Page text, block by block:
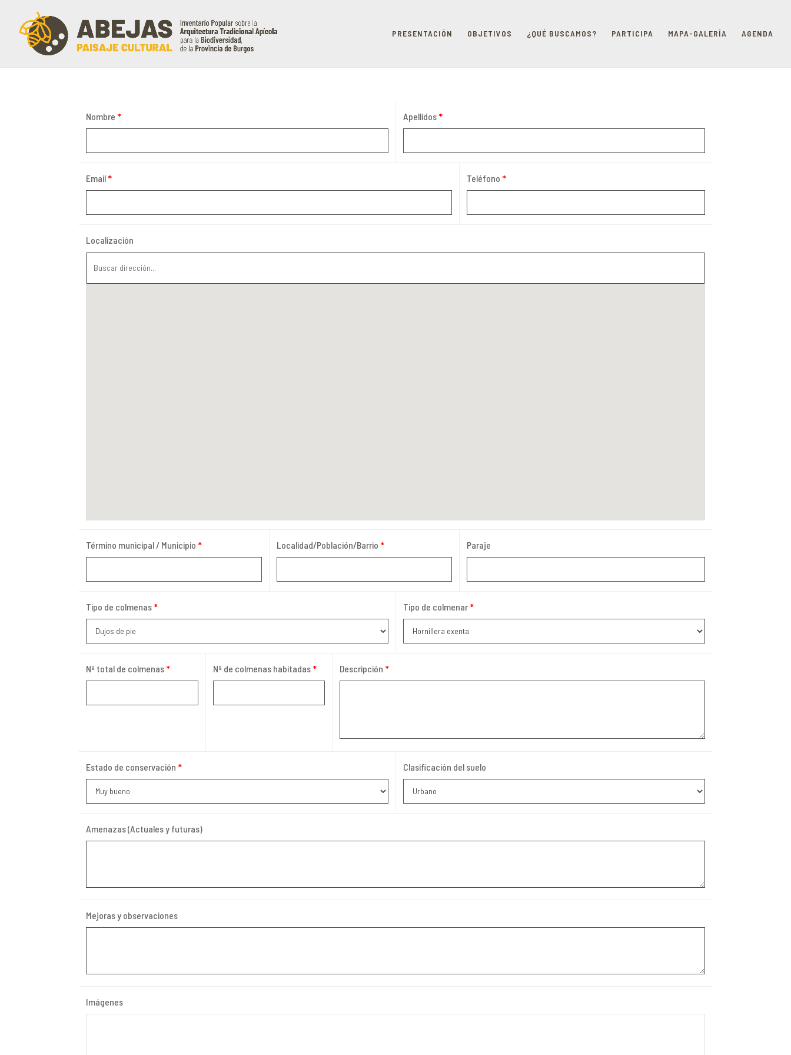
PRESENTACIÓN OBJETIVOS ¿QUÉ BUSCAMOS? PARTICIPA MAPA-GALERÍA AGENDA
Nombre * Apellidos *
Email * Teléfono *
Localización
Término municipal / Municipio * Localidad/Población/Barrio * Paraje
Tipo de colmenas * Tipo de colmenar *
Nº total de colmenas * Nº de colmenas habitadas * Descripción *
Estado de conservación * Clasificación del suelo
Amenazas (Actuales y futuras)
Mejoras y observaciones
Imágenes